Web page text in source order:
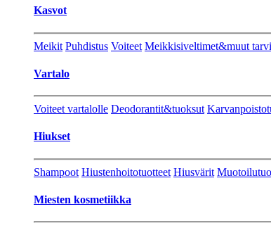
Kasvot
Meikit Puhdistus Voiteet Meikkisiveltimet&muut
Vartalo
Voiteet vartalolle Deodorantit&tuoksut
Hiukset
Shampoot Hiustenhoitotuotteet Hiusvärit
Miesten kosmetiikka